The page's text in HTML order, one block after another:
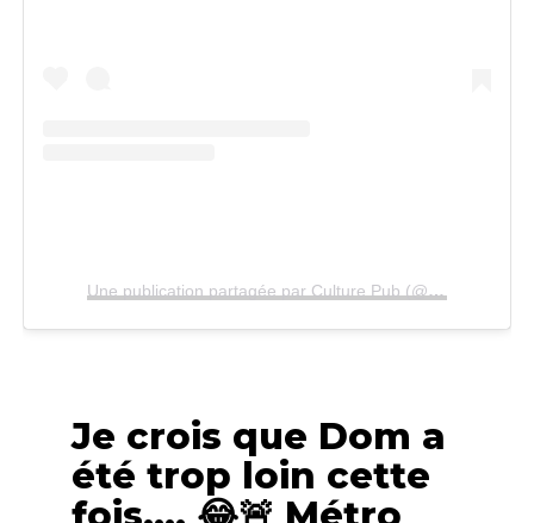
Une publication partagée par Culture Pub (@culturepub_officiel)
Je crois que Dom a
été trop loin cette